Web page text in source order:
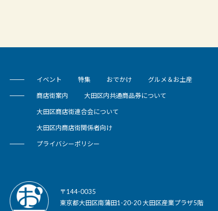
イベント 特集 おでかけ グルメ＆お土産
商店街案内 大田区内共通商品券について
大田区商店街連合会について
大田区内商店街関係者向け
プライバシーポリシー
〒144-0035
東京都大田区南蒲田1-20-20 大田区産業プラザ5階